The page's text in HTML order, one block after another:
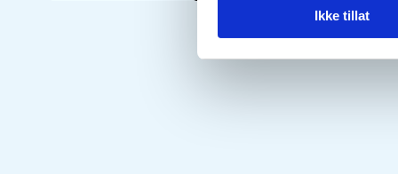
Ikke tillat